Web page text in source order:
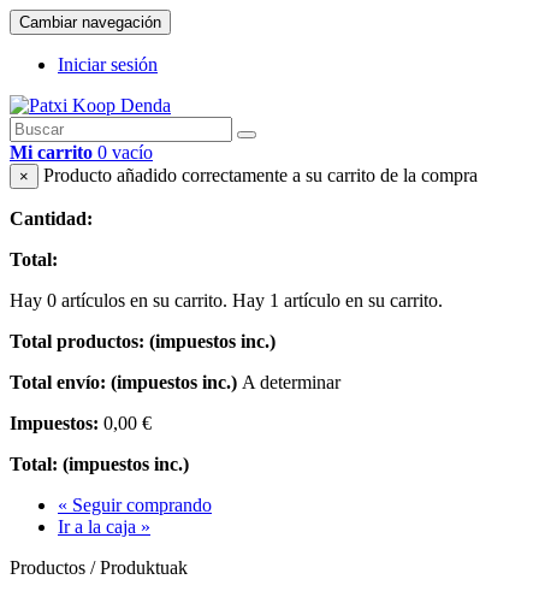
Cambiar navegación
Iniciar sesión
Mi carrito 0 vacío
× Producto añadido correctamente a su carrito de la compra
Cantidad:
Total:
Hay 0 artículos en su carrito. Hay 1 artículo en su carrito.
Total productos: (impuestos inc.)
Total envío: (impuestos inc.) A determinar
Impuestos: 0,00 €
Total: (impuestos inc.)
« Seguir comprando
Ir a la caja »
Productos / Produktuak